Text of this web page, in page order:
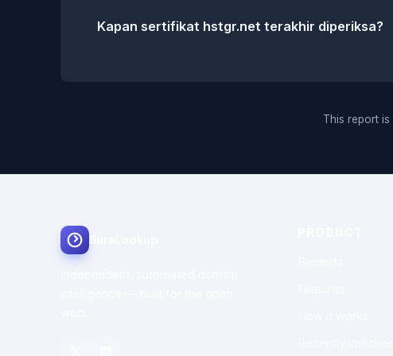
Kapan sertifikat hstgr.net terakhir diperiksa?
This report
SureLookup